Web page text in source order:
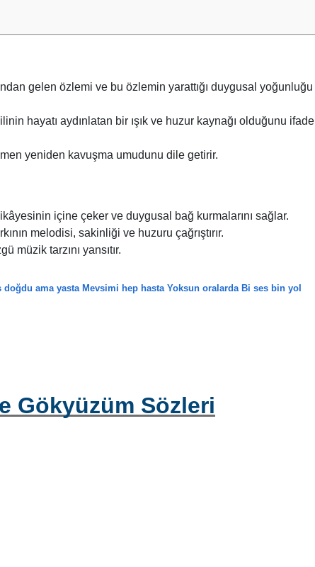
gelen özlemi ve bu özlemin yarattığı duygusal yoğunluğu
hayatı aydınlatan bir ışık ve huzur kaynağı olduğunu ifade
yeniden kavuşma umudunu dile getirir.
içine çeker ve duygusal bağ kurmalarını sağlar.
melodisi, sakinliği ve huzuru çağrıştırır.
müzik tarzını yansıtır.
doğdu ama yasta Mevsimi hep hasta Yoksun oralarda Bi ses bin yoI
Gökyüzüm Sözleri